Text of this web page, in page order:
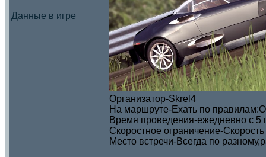
Данные в игре
Организатор-Skrel4
На маршруте-Ехать по
Время проведения-ежедневно с 5
Скоростное ограничение-
Место встречи-Всегда по